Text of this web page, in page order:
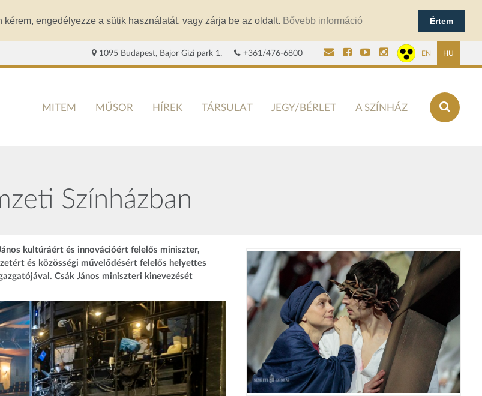
engedélyezze a sütik használatát, vagy zárja be az oldalt. Bővebb információ Értem
1095 Budapest, Bajor Gizi park 1. +361/476-6800 EN HU
MITEM MŰSOR HÍREK TÁRSULAT JEGY/BÉRLET A SZÍNHÁZ
Színházban
kultúráért és innovációért felelős miniszter,
és közösségi művelődésért felelős helyettes
Csák János miniszteri kinevezését